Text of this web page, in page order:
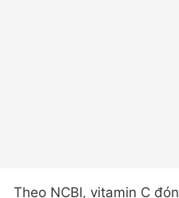
Theo NCBI, vitamin C